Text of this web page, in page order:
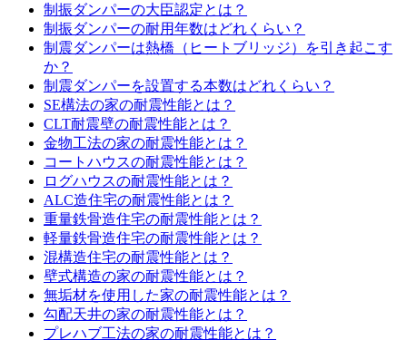
制振ダンパーの大臣認定とは？
制振ダンパーの耐用年数はどれくらい？
制震ダンパーは熱橋（ヒートブリッジ）を引き起こす
か？
制震ダンパーを設置する本数はどれくらい？
SE構法の家の耐震性能とは？
CLT耐震壁の耐震性能とは？
金物工法の家の耐震性能とは？
コートハウスの耐震性能とは？
ログハウスの耐震性能とは？
ALC造住宅の耐震性能とは？
重量鉄骨造住宅の耐震性能とは？
軽量鉄骨造住宅の耐震性能とは？
混構造住宅の耐震性能とは？
壁式構造の家の耐震性能とは？
無垢材を使用した家の耐震性能とは？
勾配天井の家の耐震性能とは？
プレハブ工法の家の耐震性能とは？